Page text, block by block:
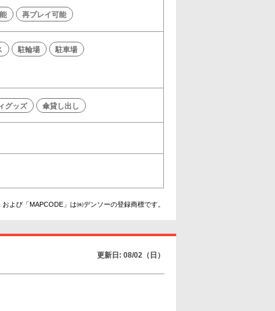
再プレイ可能
駐輪場 駐車場
グッズ 傘貸し出し
および「MAPCODE」は㈱デンソーの登録商標です。
更新日: 08/02（日）